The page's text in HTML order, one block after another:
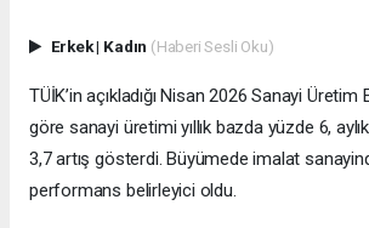
Erkek| Kadın (Haberi Sesli Oku)
TÜİK’in açıkladığı Nisan 2026 Sanayi Üretim
göre sanayi üretimi yıllık bazda yüzde 6,
3,7 artış gösterdi. Büyümede imalat
performans belirleyici oldu.